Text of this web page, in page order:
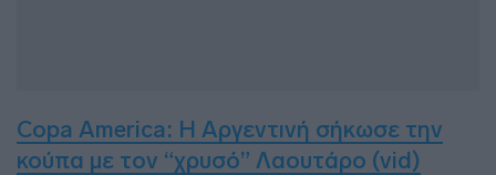
Copa America: Η Αργεντινή σήκωσε την
κούπα με τον “χρυσό” Λαουτάρο (vid)